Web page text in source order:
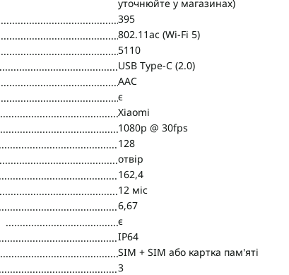
уточнюйте у магазинах)
395
802.11ac (Wi-Fi 5)
5110
USB Type-C (2.0)
AAC
є
Xiaomi
1080p @ 30fps
128
отвір
162,4
12 міс
6,67
є
IP64
SIM + SIM або картка пам'яті
3